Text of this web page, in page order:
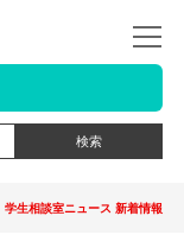
学生相談室ニュース 新着情報